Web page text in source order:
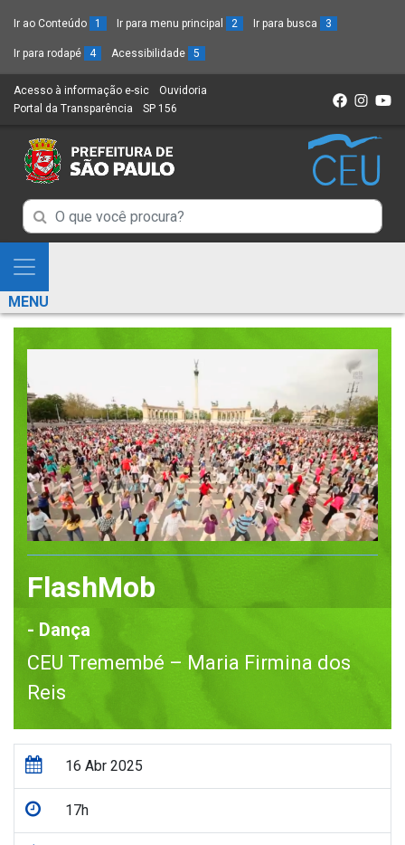
Ir ao Conteúdo 1 Ir para menu principal 2 Ir para busca 3
Ir para rodapé 4 Acessibilidade 5
Acesso à informação e-sic (Link
para
novo
sítio)
Ouvidoria
Portal da Transparência (Link
um
novo
SP 156
Campo
de
Busca
de
informações
Campo
de
de
informações
Mostra
e
Esconde
Menu
MENU
FlashMob
- Dança
CEU Tremembé – Maria Firmina dos
Reis
16 Abr 2025
17h